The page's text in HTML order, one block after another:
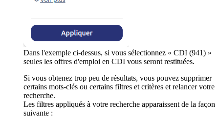
Dans l'exemple ci-dessus, si vous sélectionnez « CDI (941) »
seules les offres d'emploi en CDI vous seront restituées.
Si vous obtenez trop peu de résultats, vous pouvez supprimer
certains mots-clés ou certains filtres et critères et relancer votre
recherche.
Les filtres appliqués à votre recherche apparaissent de la façon
suivante :